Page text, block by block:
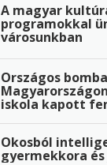
A magyar
programokkal
városunkban
Országos
iskola kapott
Okosból
gyermekkora